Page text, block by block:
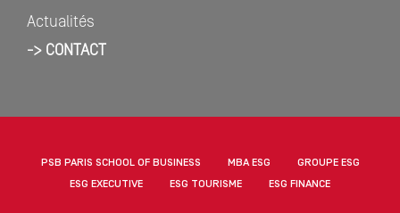
Actualités
-> CONTACT
PSB PARIS SCHOOL OF BUSINESS MBA ESG
GROUPE ESG
ESG EXECUTIVE
ESG TOURISME ESG FINANCE